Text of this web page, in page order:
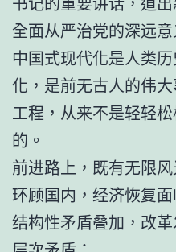
全面从严治党的深远意
中国式现代化是人类
化，是前无古人的伟
工程，从来不是轻轻
的。
前进路上，既有无限
环顾国内，经济恢复
结构性矛盾叠加，改